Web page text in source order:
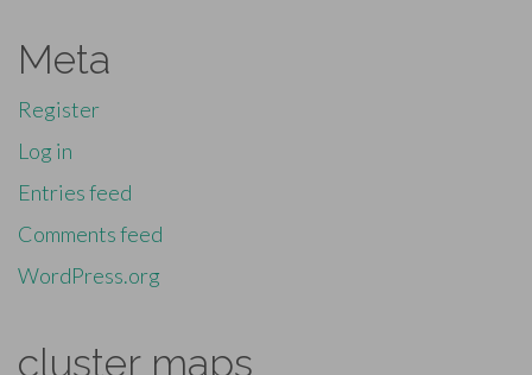
Meta
Register
Log in
Entries feed
Comments feed
WordPress.org
cluster maps